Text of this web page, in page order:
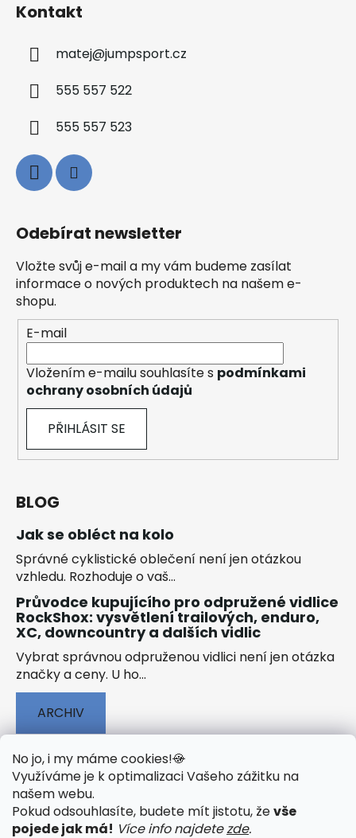
No jo, i my máme cookies!🍪
Využíváme je k optimalizaci Vašeho zážitku na
našem webu.
Pokud odsouhlasíte, budete mít jistotu, ževše
pojede jak má! Více info najdetezde.
Kontakt
matej@jumpsport.cz
555 557 522
555 557 523
Odebírat newsletter
Vložte svůj e-mail a my vám budeme zasílat
informace o nových produktech na našem e-
shopu.
E-mail
Vložením e-mailu souhlasíte s podmínkami
ochrany osobních údajů
PŘIHLÁSIT SE
BLOG
Jak se obléct na kolo
Správné cyklistické oblečení není jen otázkou
vzhledu. Rozhoduje o vaš...
Průvodce kupujícího pro odpružené vidlice
RockShox: vysvětlení trailových, enduro,
XC, downcountry a dalších vidlic
Vybrat správnou odpruženou vidlici není jen otázka
značky a ceny. U ho...
ARCHIV
🟢 TECHNOLOGIE
🟢 O ELEKTROKOLECH
🟢 NÁVODY KE STAŽENÍ